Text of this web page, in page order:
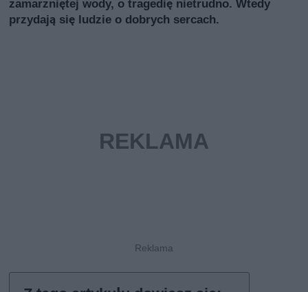
zamarzniętej wody, o tragedię nietrudno. Wtedy
przydają się ludzie o dobrych sercach.